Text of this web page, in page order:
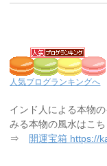
人気ブログランキングへ
インド人による本物
みる本物の風水はこち
⇒ 開運宝箱 https://